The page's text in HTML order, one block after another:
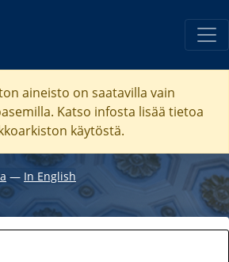
aineisto on saatavilla vain
Katso infosta lisää tietoa
käytöstä.
― In English